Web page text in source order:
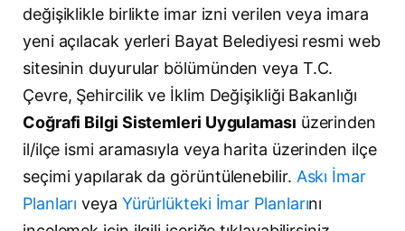
değişiklikle birlikte imar izni verilen veya imara
yeni açılacak yerleri Bayat Belediyesi resmi web
sitesinin duyurular bölümünden veya T.C.
Çevre, Şehircilik ve İklim Değişikliği Bakanlığı
Coğrafi Bilgi Sistemleri Uygulaması üzerinden
il/ilçe ismi aramasıyla veya harita üzerinden ilçe
seçimi yapılarak da görüntülenebilir. Askı İmar
Planları veya Yürürlükteki İmar Planlarını